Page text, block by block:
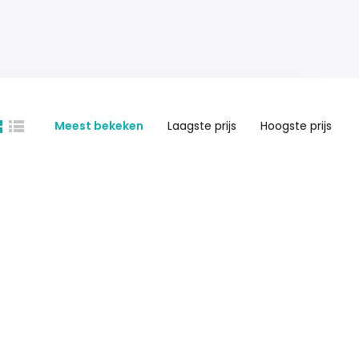
Meest bekeken Laagste prijs Hoogste prijs